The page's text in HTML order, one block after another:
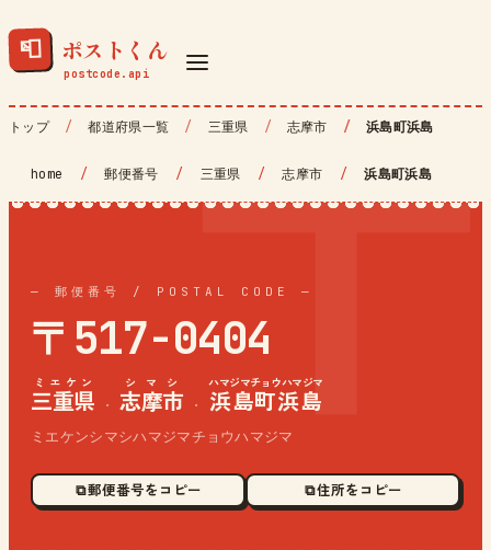
📮 ポストくん
トップ 都道府県一覧 三重県 志摩市 浜島町浜島
home / 郵便番号 / 三重県 / 志摩市 / 浜島町浜島
— 郵便番号 / POSTAL CODE —
〒517-0404
三重県
ミエケン
· 志摩市
シマシ
· 浜島町浜島
ハマジマチョウハマジマ
ミエケンシマシハマジマチョウハマジマ
⧉ 郵便番号をコピー ⧉ 住所をコピー